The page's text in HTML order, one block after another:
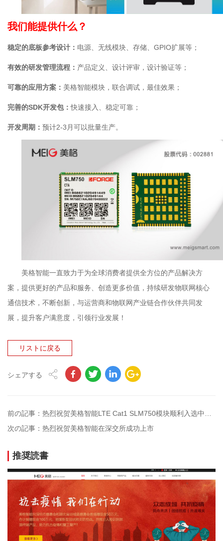
我们能提供什么？
稳定的底板参考设计： 电源、无线模块、存储、GPIO扩展等；
有效的研发管理流程： 产品定义、设计评审，设计验证等；
可靠的应用方案： 美格智能模块，联合调试，最佳效果；
完善的SDK开发包：快速接入、稳定可靠；
开发周期： 预计2-3月可以批量生产。
美格智能一直致力于为全球消费者提供全方位的产品解决方
案，提供更好的产品和服务、创造更多价值，持续研发物联网核心
通信技术，不断创新，与运营商和物联网产业链合作伙伴共同发
展，提升客户满意度，引领行业发展！
リストに戻る
シェアする
次の記事：热烈祝贺美格智能在深交所成功上市
推奨読書